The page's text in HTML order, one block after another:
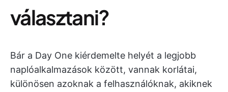
választani?
Bár a Day One kiérdemelte helyét a legjobb
naplóalkalmazások között, vannak korlátai,
különösen azoknak a felhasználóknak, akiknek